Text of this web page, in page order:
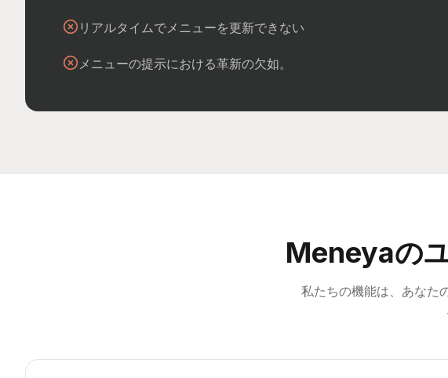
リアルタイムでメニューを更新できない
メニューの提示における革新の欠如。
Meneyaの
私たちの機能は、あなた